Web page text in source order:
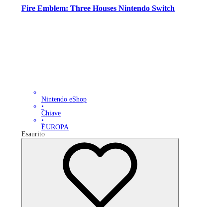
Fire Emblem: Three Houses Nintendo Switch
Nintendo eShop
•
Chiave
•
EUROPA
Esaurito